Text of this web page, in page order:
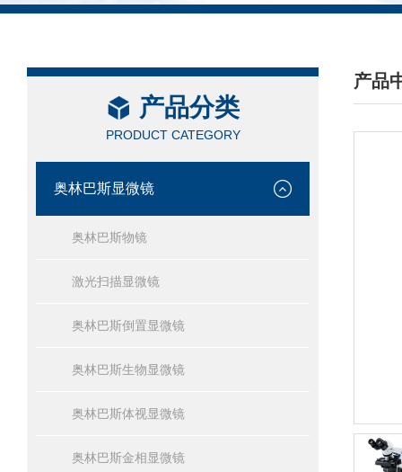
产品分类
PRODUCT CATEGORY
奥林巴斯显微镜
奥林巴斯物镜
激光扫描显微镜
奥林巴斯倒置显微镜
奥林巴斯生物显微镜
奥林巴斯体视显微镜
奥林巴斯金相显微镜
产品
/